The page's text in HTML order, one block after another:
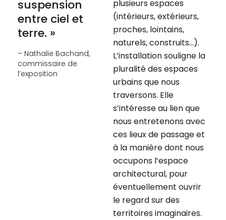
suspension
entre ciel et
terre. »
– Nathalie Bachand,
commissaire de
l’exposition
plusieurs espaces
(intérieurs, extérieurs,
proches, lointains,
naturels, construits…).
L’installation souligne la
pluralité des espaces
urbains que nous
traversons. Elle
s’intéresse au lien que
nous entretenons avec
ces lieux de passage et
à la manière dont nous
occupons l’espace
architectural, pour
éventuellement ouvrir
le regard sur des
territoires imaginaires.